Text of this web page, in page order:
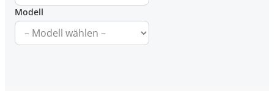
Modell